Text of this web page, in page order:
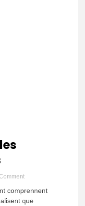
on
essentiel
de
comprennent
que